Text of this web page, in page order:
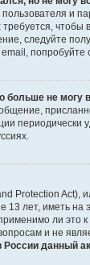
и
чтобы
следуйте
попробуйте
больше не могу
периодически
Protection
лет, иметь на
ли это
и не
данный